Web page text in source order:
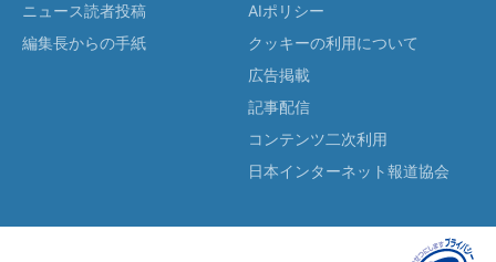
ニュース読者投稿
編集長からの手紙
AIポリシー
クッキーの利用について
広告掲載
記事配信
コンテンツ二次利用
日本インターネット報道協会